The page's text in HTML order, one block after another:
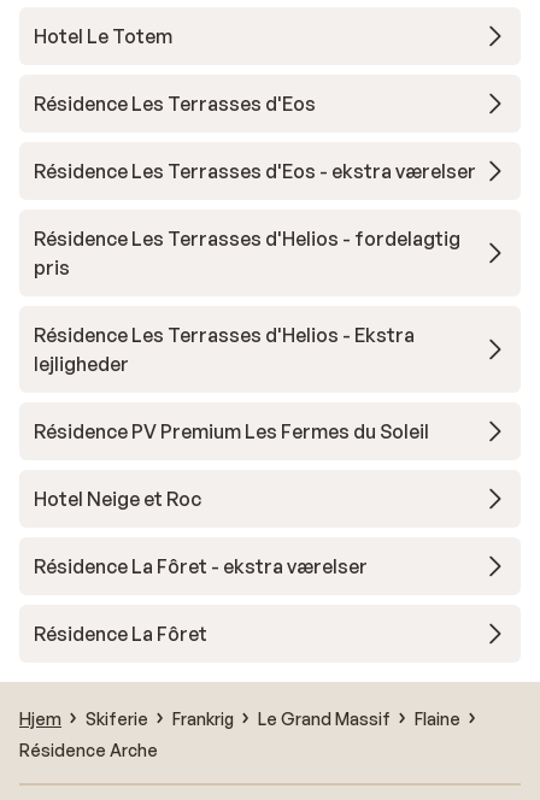
Hotel Le Totem
Résidence Les Terrasses d'Eos
Résidence Les Terrasses d'Eos - ekstra værelser
Résidence Les Terrasses d'Helios - fordelagtig
pris
Résidence Les Terrasses d'Helios - Ekstra
lejligheder
Résidence PV Premium Les Fermes du Soleil
Hotel Neige et Roc
Résidence La Fôret - ekstra værelser
Résidence La Fôret
Hjem Skiferie Frankrig Le Grand Massif
Flaine
Résidence Arche